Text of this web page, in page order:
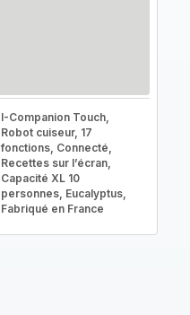
I-Companion Touch,
Robot cuiseur, 17
fonctions, Connecté,
Recettes sur l’écran,
Capacité XL 10
personnes, Eucalyptus,
Fabriqué en France